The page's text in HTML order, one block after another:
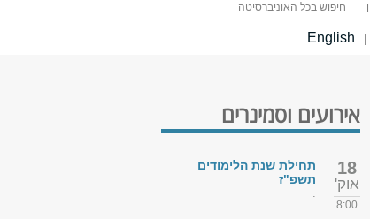
חיפוש בכל האוניברסיטה
|
English
אירועים וסמינרים
18
אוק'
8:00
תחילת שנת הלימודים
תשפ"ז
.